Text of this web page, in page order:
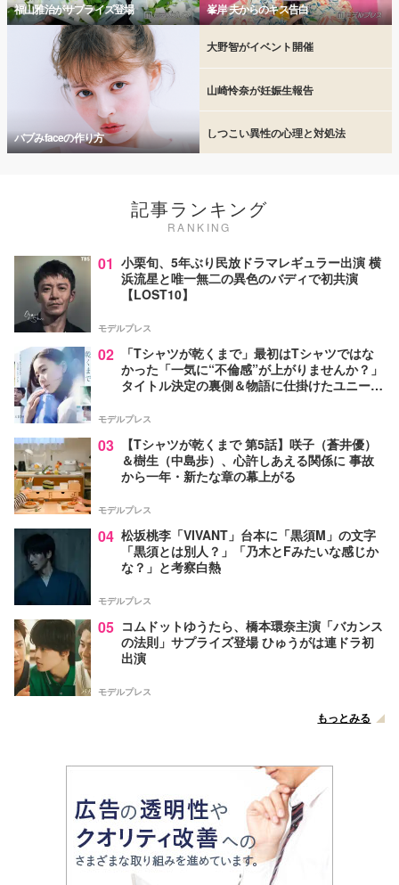
福山雅治がサプライズ登場 峯岸 夫からのキス告白
バブみfaceの作り方
大野智がイベント開催
山崎怜奈が妊娠生報告
しつこい異性の心理と対処法
記事ランキング
RANKING
01 小栗旬、5年ぶり民放ドラマレギュラー出演 横
浜流星と唯一無二の異色のバディで初共演
【LOST10】
モデルプレス
02
「Tシャツが乾くまで」最初はTシャツではな
かった「一気に“不倫感”が上がりませんか？」
タイトル決定の裏側＆物語に仕掛けたユニーク
モデルプレス
03
【Tシャツが乾くまで 第5話】咲子（蒼井優）
＆樹生（中島歩）、心許しあえる関係に 事故
から一年・新たな章の幕上がる
モデルプレス
04 松坂桃李「VIVANT」台本に「黒須M」の文字
「黒須とは別人？」「乃木とFみたいな感じか
な？」と考察白熱
モデルプレス
05 コムドットゆうたら、橋本環奈主演「バカンス
の法則」サプライズ登場 ひゅうがは連ドラ初
出演
モデルプレス
もっとみる